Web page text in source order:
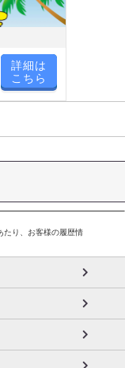
詳細は
こちら
り、お客様の履歴情